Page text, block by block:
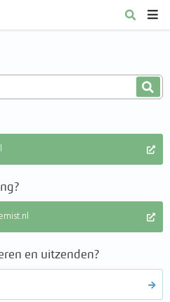
en uitzenden?